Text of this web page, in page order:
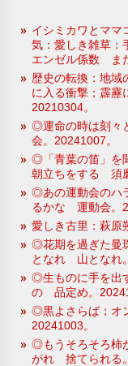
イシミカワとママ
気：愛しき雑草：
エンゼル係数 ま
歴史の転換：地域
に入る衝撃；霹
20210304。
◎運命の時は刻々
会。20241007。
◎「青葉の笛」を
朝立ちをする 須
◎あの運動会のハ
るかな 運動会。
愛しき古里：萩原
◎花期を過ぎた曼
となれ 山となれ
◎生ものに手を出
の 品定め。
◎黒よさらば；オ
20241003。
◎もうそろそろ柿
がれ 捨てられる